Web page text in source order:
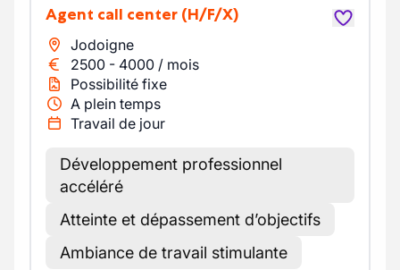
Agent call center (H/F/X)
Jodoigne
2500 - 4000 / mois
Possibilité fixe
A plein temps
Travail de jour
Développement professionnel
accéléré
Atteinte et dépassement d’objectifs
Ambiance de travail stimulante